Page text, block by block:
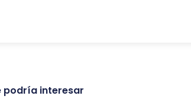
podría interesar